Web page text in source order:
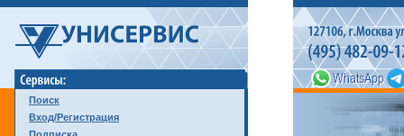
Поиск
Вход/Регистрация